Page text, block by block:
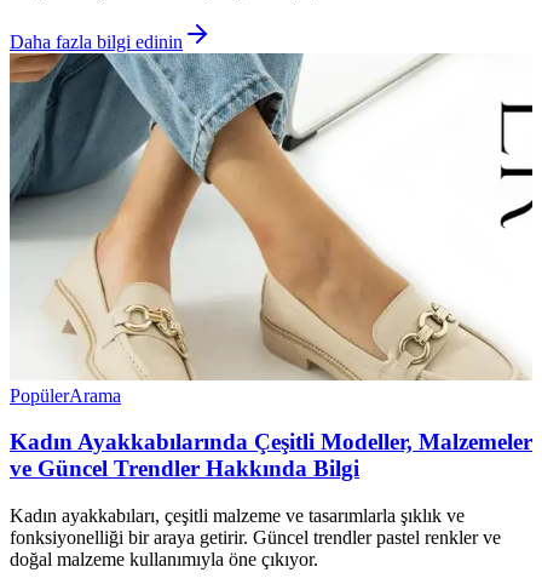
Daha fazla bilgi edinin
PopülerArama
Kadın Ayakkabılarında Çeşitli Modeller, Malzemeler
ve Güncel Trendler Hakkında Bilgi
Kadın ayakkabıları, çeşitli malzeme ve tasarımlarla şıklık ve
fonksiyonelliği bir araya getirir. Güncel trendler pastel renkler ve
doğal malzeme kullanımıyla öne çıkıyor.